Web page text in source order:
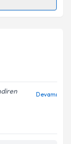
Devamı